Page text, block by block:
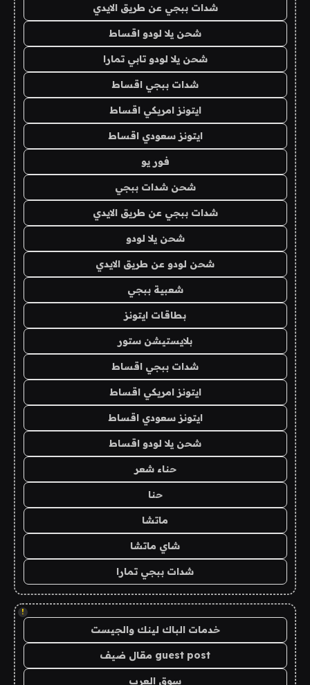
شدات ببجي عن طريق الايدي
شحن يلا لودو اقساط
شحن يلا لودو تابي تمارا
شدات ببجي اقساط
ايتونز امريكي اقساط
ايتونز سعودي اقساط
فور يو
شحن شدات ببجي
شدات ببجي عن طريق الايدي
شحن يلا لودو
شحن لودو عن طريق الايدي
شعبية ببجي
بطاقات ايتونز
بلايستيشن ستور
شدات ببجي اقساط
ايتونز امريكي اقساط
ايتونز سعودي اقساط
شحن يلا لودو اقساط
حناء شعر
حنا
ماتشا
شاي ماتشا
شدات ببجي تمارا
!
خدمات الباك لينك والجيست
guest post مقال ضيف
سوق العرب